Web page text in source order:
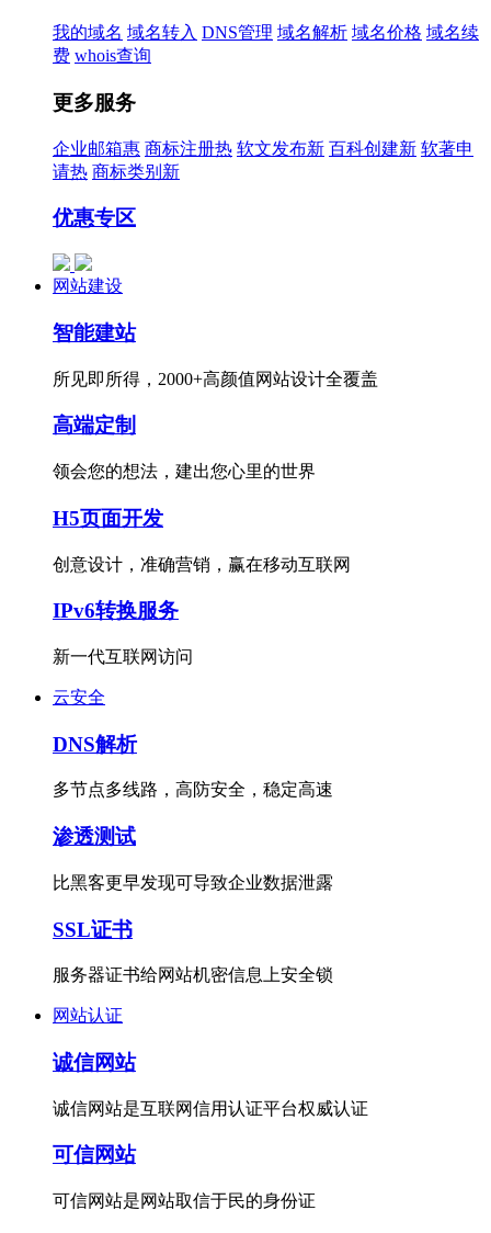
我的域名 域名转入 DNS管理 域名解析 域名价格 域名续
费 whois查询
更多服务
企业邮箱惠 商标注册热 软文发布新 百科创建新 软著申
请热 商标类别 新
优惠专区
网站建设
智能建站
所见即所得，2000+高颜值网站设计全覆盖
高端定制
领会您的想法，建出您心里的世界
H5页面开发
创意设计，准确营销，赢在移动互联网
IPv6转换服务
新一代互联网访问
云安全
DNS解析
多节点多线路，高防安全，稳定高速
渗透测试
比黑客更早发现可导致企业数据泄露
SSL证书
服务器证书给网站机密信息上安全锁
网站认证
诚信网站
诚信网站是互联网信用认证平台权威认证
可信网站
可信网站是网站取信于民的身份证